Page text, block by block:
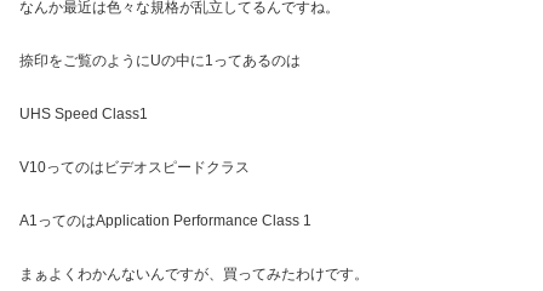
なんか最近は色々な規格が乱立してるんですね。
捺印をご覧のようにUの中に1ってあるのは
UHS Speed Class1
V10ってのはビデオスピードクラス
A1ってのはApplication Performance Class 1
まぁよくわかんないんですが、買ってみたわけです。